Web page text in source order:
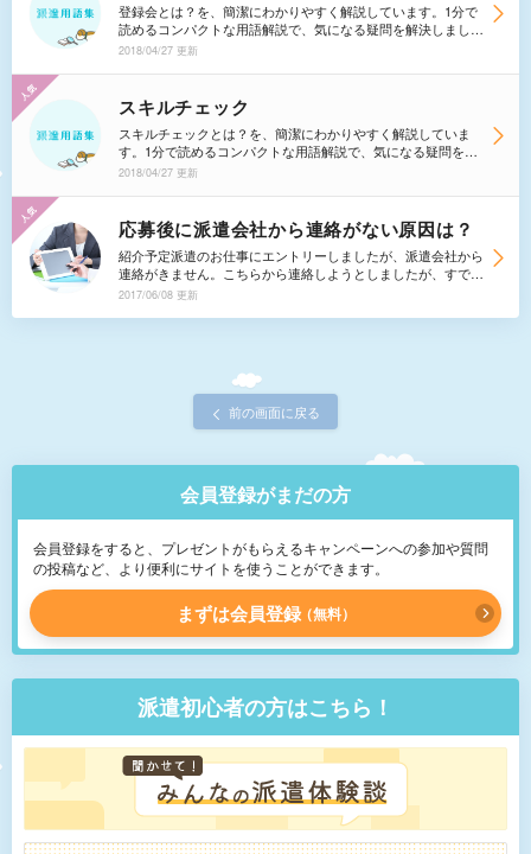
登録会とは？を、簡潔にわかりやすく解説しています。1分で
読めるコンパクトな用語解説で、気になる疑問を解決しましょ
う。
2018/04/27 更新
スキルチェック
スキルチェックとは？を、簡潔にわかりやすく解説していま
す。1分で読めるコンパクトな用語解説で、気になる疑問を解
決しましょう。
2018/04/27 更新
応募後に派遣会社から連絡がない原因は？
紹介予定派遣のお仕事にエントリーしましたが、派遣会社から
連絡がきません。こちらから連絡しようとしましたが、すでに
掲載終了で電話番号がわかりませんでした。連絡が来ない時点
2017/06/08 更新
前の画面に戻る
会員登録がまだの方
会員登録をすると、プレゼントがもらえるキャンペーンへの参加や質問
の投稿など、より便利にサイトを使うことができます。
まずは会員登録 無料
派遣初心者の方はこちら！